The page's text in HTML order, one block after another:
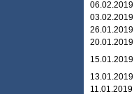
06.02.2019
03.02.2019
26.01.2019
20.01.2019
15.01.2019
13.01.2019
11.01.2019